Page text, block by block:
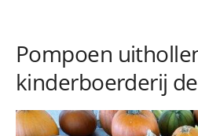
Pompoen
kinderboerderij